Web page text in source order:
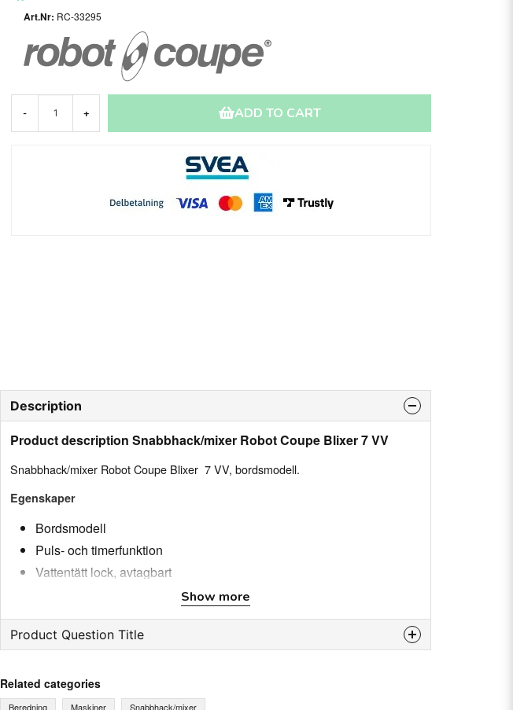
RC-33295
- + ADD TO CART
Description
Product description Snabbhack/mixer Robot Coupe Blixer 7 VV
Snabbhack/mixer Robot Coupe Blixer 7 VV, bordsmodell.
Egenskaper
Bordsmodell
Puls- och timerfunktion
Vattentätt lock, avtagbart
3 till 25 portioner på 200 g
7,5 liters kittel i rostfritt stål med handtag
Fintandat knivblad av rostfritt stål
Specifikation
Show more
Product Question Title
Ask us something about this product...
Related categories
Beredning Maskiner Snabbhack/mixer